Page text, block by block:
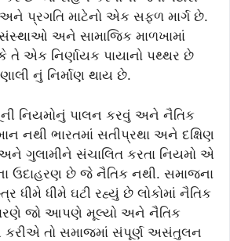
પ્રગતિ માટેનો એક સફળ માર્ગ છે.
સંસ્થાઓ અને સામાજિક માળખામાં
એક નિર્ણાયક પાયાનો પથ્થર છે
નું નિર્માણ થાય છે.
નિયમોનું પાલન કરવું અને નૈતિક
નથી ભારતમાં સતીપ્રથા અને દક્ષિણ
ગુલામીને સંચાલિત કરતા નિયમો એ
ઉદાહરણ છે જે નૈતિક નથી. સમાજના
ધીમે ધીમે ઘટી રહ્યું છે લોકોમાં નૈતિક
જો આપણે મૂલ્યો અને નૈતિક
કરીએ તો સમાજમાં સંપૂર્ણ અસંતુલન